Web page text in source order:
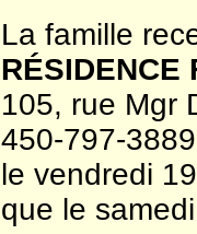
La famille
RÉSIDENCE
105, rue Mgr
450-797-3889
le vendredi
que le